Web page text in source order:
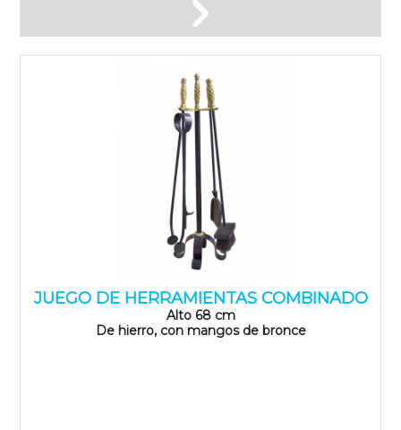
JUEGO DE HERRAMIENTAS COMBINADO
Alto 68 cm
De hierro, con mangos de bronce